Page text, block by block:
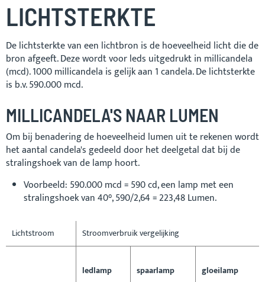
LICHTSTERKTE
De lichtsterkte van een lichtbron is de hoeveelheid licht die de
bron afgeeft. Deze wordt voor leds uitgedrukt in millicandela
(mcd). 1000 millicandela is gelijk aan 1 candela. De lichtsterkte
is b.v. 590.000 mcd.
MILLICANDELA'S NAAR LUMEN
Om bij benadering de hoeveelheid lumen uit te rekenen wordt
het aantal candela's gedeeld door het deelgetal dat bij de
stralingshoek van de lamp hoort.
Voorbeeld: 590.000 mcd = 590 cd, een lamp met een
stralingshoek van 40°, 590/2,64 = 223,48 Lumen.
Lichtstroom Stroomverbruik vergelijking
ledlamp spaarlamp
gloeilamp